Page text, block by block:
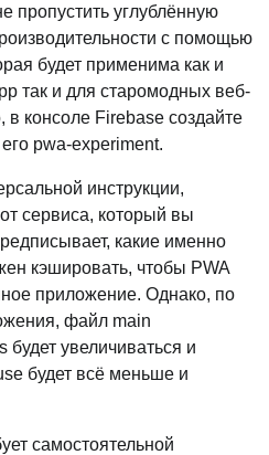
пропустить углублённую
с помощью
будет применима как и
так и для старомодных веб-
в консоле Firebase создайте
pwa-experiment.
инструкции,
сервиса, который вы
какие именно
кэшировать, чтобы PWA
приложение. Однако, по
файл main
будет увеличиваться и
будет всё меньше и
самостоятельной